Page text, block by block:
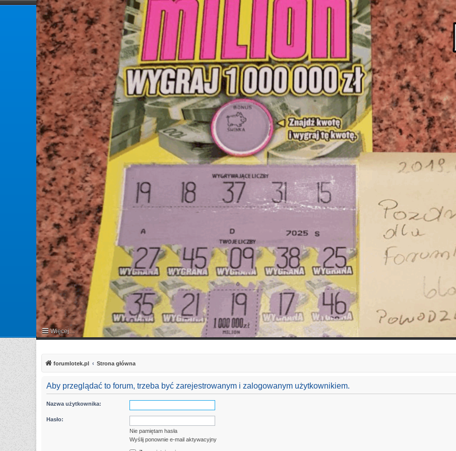
forumlotek.pl
Forum gier liczbowych
Więcej…
forumlotek.pl Strona główna
Aby przeglądać to forum, trzeba być zarejestrowanym i zalogowanym użytkownikiem.
Nazwa użytkownika:
Hasło:
Nie pamiętam hasła
Wyślij ponownie e-mail aktywacyjny